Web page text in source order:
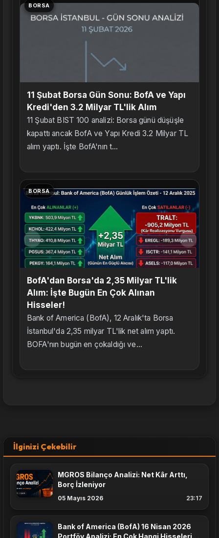
BORSA
11 Şubat Borsa Gün Sonu: BofA ve Yapı
Kredi'den 3.2 Milyar TL'lik Alım
11 Şubat BIST 100 analizi: Borsa günü düşüşle
kapattı ancak BofA ve Yapı Kredi 3.2 Milyar TL
alım yaptı. İşte BofA'nın t...
BORSA
BofA'dan Borsa'da 2,35 Milyar TL'lik
Alım: İşte Bugün En Çok Alınan
Hisseler!
Bank of America (BofA), 12 Aralık'ta Borsa
İstanbul'da 2,35 milyar TL'lik net alım yaptı.
BOFA'nın bugün en çokaldığı ve...
İlginizi Çekebilir
MGROS Bilanço Analizi: Net Kâr Arttı,
Borç İzleniyor
05 Mayıs 2026 23:17
Bank of America (BofA) 16 Nisan 2026